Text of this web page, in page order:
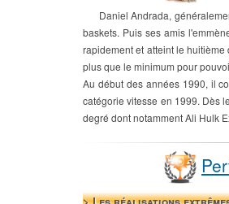
Daniel Andrada,
baskets. Puis ses amis
rapidement et atteint le
plus que le minimum pour
Au début des années 1990, il
catégorie vitesse en 1999. Dès
degré dont notamment Ali Hulk